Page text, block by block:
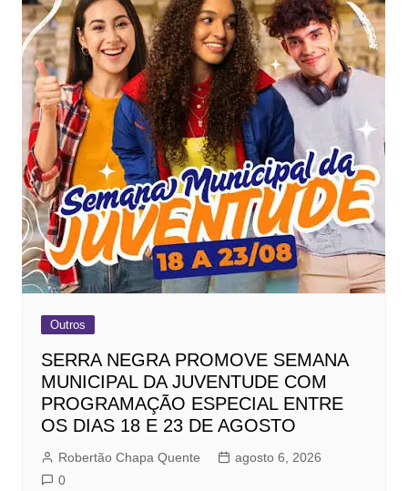
Outros
SERRA NEGRA PROMOVE SEMANA
MUNICIPAL DA JUVENTUDE COM
PROGRAMAÇÃO ESPECIAL ENTRE
OS DIAS 18 E 23 DE AGOSTO
Robertão Chapa Quente
agosto 6, 2026
0